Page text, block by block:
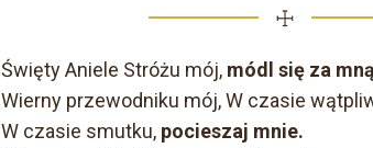
☩
Święty Aniele Stróżu mój, módl się za
Wierny przewodniku mój, W czasie
W czasie smutku, pocieszaj mnie.